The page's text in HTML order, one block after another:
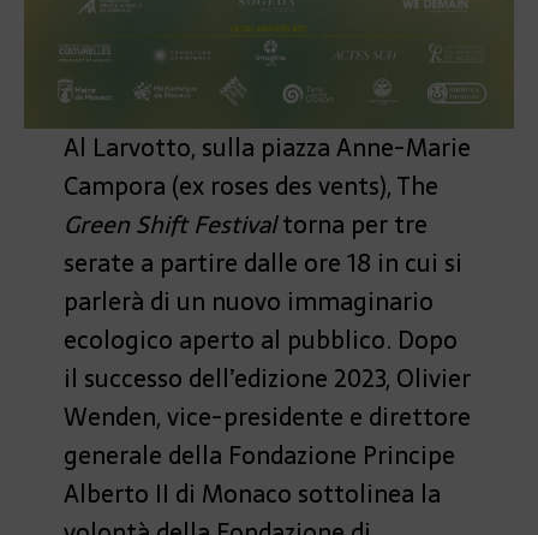
Al Larvotto, sulla piazza Anne-Marie
Campora (ex roses des vents), The
Green Shift Festivaltorna per tre
serate a partire dalle ore 18 in cui si
parlerà di un nuovo immaginario
ecologico aperto al pubblico. Dopo
il successo dell’edizione 2023, Olivier
Wenden, vice-presidente e direttore
generale della Fondazione Principe
Alberto II di Monaco sottolinea la